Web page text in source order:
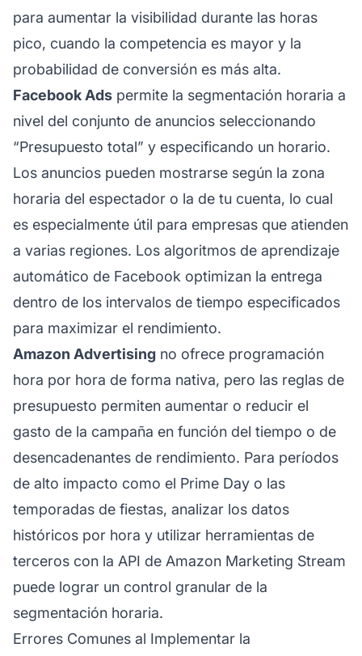
para aumentar la visibilidad durante las horas
pico, cuando la competencia es mayor y la
probabilidad de conversión es más alta.
Facebook Ads permite la segmentación horaria a
nivel del conjunto de anuncios seleccionando
“Presupuesto total” y especificando un horario.
Los anuncios pueden mostrarse según la zona
horaria del espectador o la de tu cuenta, lo cual
es especialmente útil para empresas que atienden
a varias regiones. Los algoritmos de aprendizaje
automático de Facebook optimizan la entrega
dentro de los intervalos de tiempo especificados
para maximizar el rendimiento.
Amazon Advertising no ofrece programación
hora por hora de forma nativa, pero las reglas de
presupuesto permiten aumentar o reducir el
gasto de la campaña en función del tiempo o de
desencadenantes de rendimiento. Para períodos
de alto impacto como el Prime Day o las
temporadas de fiestas, analizar los datos
históricos por hora y utilizar herramientas de
terceros con la API de Amazon Marketing Stream
puede lograr un control granular de la
segmentación horaria.
Errores Comunes al Implementar la